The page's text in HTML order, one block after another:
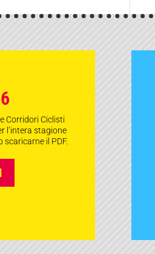
Corridori Ciclisti
l’intera stagione
il PDF.